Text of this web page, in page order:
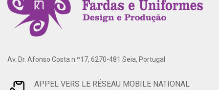
Av. Dr. Afonso Costa n.º17, 6270-481 Seia, Portugal
APPEL VERS LE RÉSEAU MOBILE NATIONAL